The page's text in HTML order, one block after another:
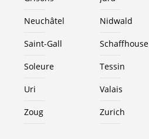
Neuchâtel Nidwald
Saint-Gall Schaffhouse
Soleure Tessin
Uri Valais
Zoug Zurich